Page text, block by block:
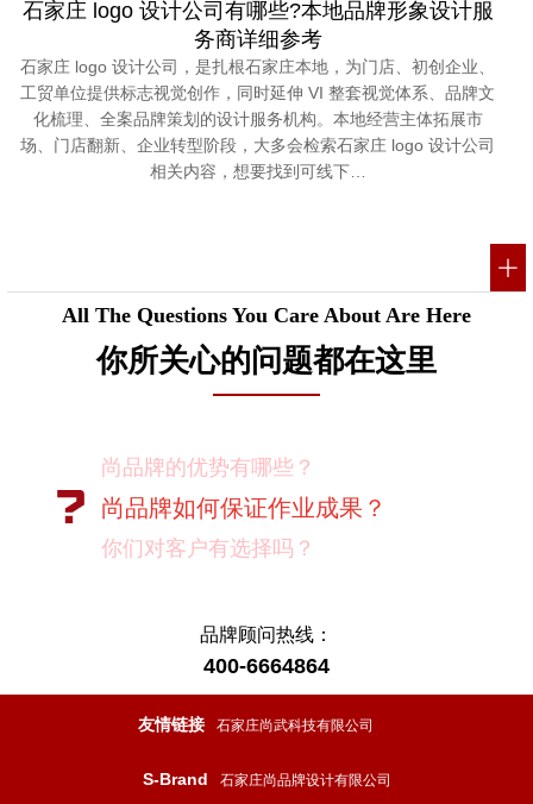
石家庄 logo 设计公司有哪些?本地品牌形象设计服
务商详细参考
石家庄 logo 设计公司，是扎根石家庄本地，为门店、初创企业、
工贸单位提供标志视觉创作，同时延伸 VI 整套视觉体系、品牌文
化梳理、全案品牌策划的设计服务机构。本地经营主体拓展市
场、门店翻新、企业转型阶段，大多会检索石家庄 logo 设计公司
相关内容，想要找到可线下…
All The Questions You Care About Are Here
你所关心的问题都在这里
你们对客户有选择吗？
我如何向我的同事及领导推荐尚品牌？
有没有案例资料？
项目启动之前您需要给我们提供什么资
料？
品牌顾问热线：
400-6664864
友情链接 石家庄尚武科技有限公司
S-Brand 石家庄尚品牌设计有限公司